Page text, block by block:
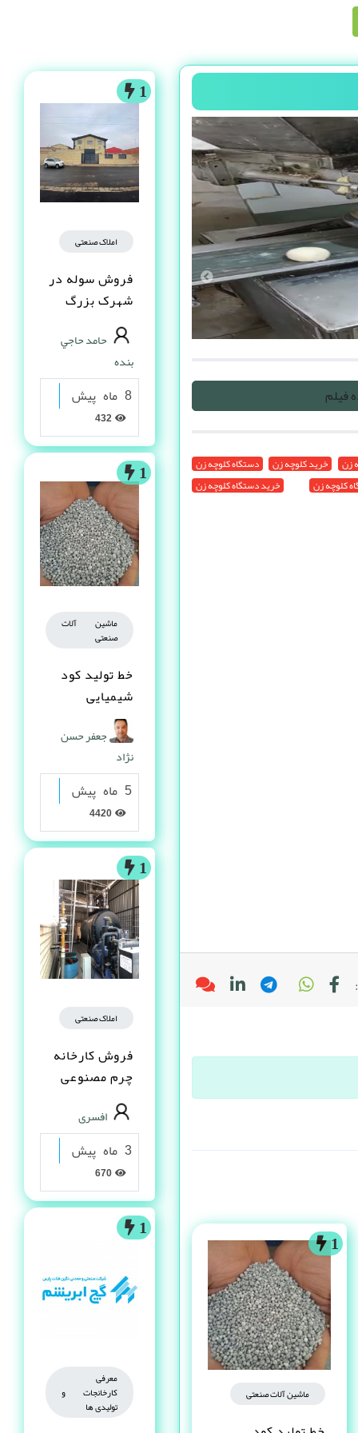
فیلم
زن خرید کلوچه زن
دستگاه کلوچه زن
کلوچه زن
خرید دستگاه کلوچه زن
1
ماشین آلات صنعتی
1
املاک صنعتی
فروش سوله در
شهرک بزرگ
اصفهان فاز یک
حامد حاجي
بنده
8 ماه پیش
1
ماشین آلات
صنعتی
خط تولید کود
شیمیایی
گرانولی
جعفر حسن
نژاد
5 ماه پیش
1
املاک صنعتی
فروش کارخانه
چرم مصنوعى
PVC در شیراز
افسری
3 ماه پیش
1
معرفی
کارخانجات و
تولیدی ها